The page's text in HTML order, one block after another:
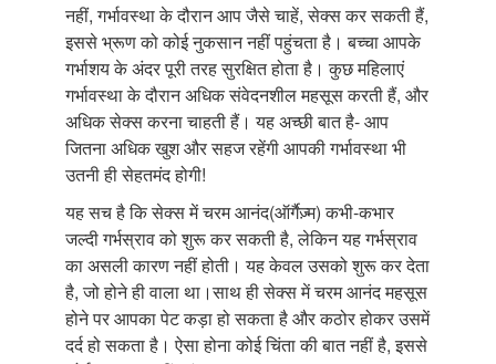
नहीं, गर्भावस्था के दौरान आप जैसे चाहें, सेक्स कर सकती हैं,
इससे भ्रूण को कोई नुकसान नहीं पहुंचता है। बच्चा आपके
गर्भाशय के अंदर पूरी तरह सुरक्षित होता है। कुछ महिलाएं
गर्भावस्था के दौरान अधिक संवेदनशील महसूस करती हैं, और
अधिक सेक्स करना चाहती हैं। यह अच्छी बात है- आप
जितना अधिक खुश और सहज रहेंगी आपकी गर्भावस्था भी
उतनी ही सेहतमंद होगी!
यह सच है कि सेक्स में चरम आनंद(ऑर्गैज़्म) कभी-कभार
जल्दी गर्भस्राव को शुरू कर सकती है, लेकिन यह गर्भस्राव
का असली कारण नहीं होती। यह केवल उसको शुरू कर देता
है, जो होने ही वाला था।साथ ही सेक्स में चरम आनंद महसूस
होने पर आपका पेट कड़ा हो सकता है और कठोर होकर उसमें
दर्द हो सकता है। ऐसा होना कोई चिंता की बात नहीं है, इससे